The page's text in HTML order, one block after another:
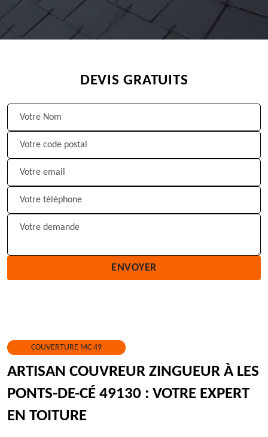
DEVIS GRATUITS
COUVERTURE MC 49
ARTISAN COUVREUR ZINGUEUR À LES
PONTS-DE-CÉ 49130 : VOTRE EXPERT
EN TOITURE